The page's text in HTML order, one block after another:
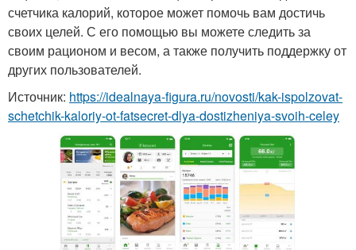
счетчика калорий, которое может помочь вам достичь
своих целей. С его помощью вы можете следить за
своим рационом и весом, а также получить поддержку от
других пользователей.
Источник: https://idealnaya-figura.ru/novosti/kak-ispolzovat-
schetchik-kaloriy-ot-fatsecret-dlya-dostizheniya-svoih-celey